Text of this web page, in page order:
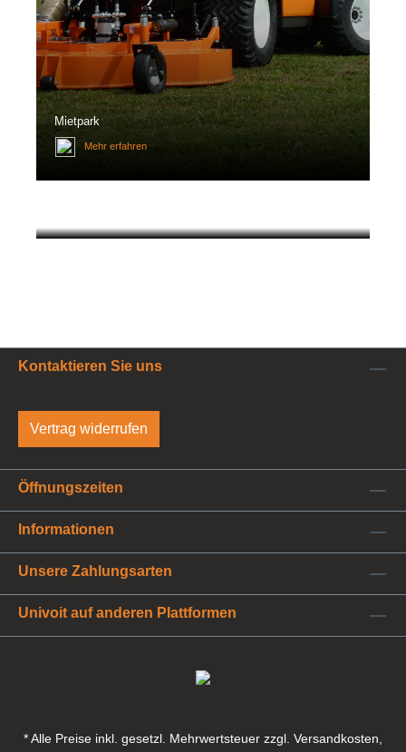
Mietpark
Mehr erfahren
Unimog Ersatzteile
Kontaktieren Sie uns
Vertrag widerrufen
Öffnungszeiten
Informationen
Unsere Zahlungsarten
Univoit auf anderen Plattformen
* Alle Preise inkl. gesetzl. Mehrwertsteuer zzgl. Versandkosten,